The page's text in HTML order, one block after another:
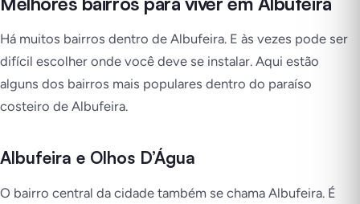
Há muitos bairros dentro de Albufeira. E às vezes pode ser
difícil escolher onde você deve se instalar. Aqui estão
alguns dos bairros mais populares dentro do paraíso
costeiro de Albufeira.
Albufeira e Olhos D’Água
O bairro central da cidade também se chama Albufeira. É